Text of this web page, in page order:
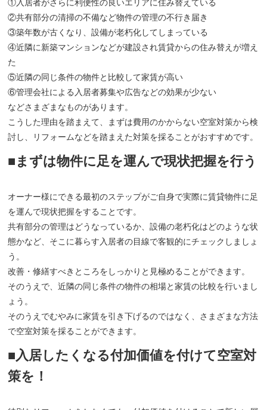
①入居者がさらに利便性の良いエリアに住み替えている
②共有部分の清掃の不備など物件の管理の不行き届き
③築年数が古くなり、設備が老朽化してしまっている
④近隣に新築マンションなどが建設され賃貸からの住み替えが増え
た
⑤近隣の同じ条件の物件と比較して家賃が高い
⑥管理会社による入居者募集や広告などの効果が少ない
などさまざまなものがあります。
こうした理由を踏まえて、まずは費用のかからない空室対策から検
討し、リフォームなどを踏まえた対策を採ることがおすすめです。
■まずは物件に足を運んで現状把握を行う
オーナー様にできる最初のステップがご自身で実際に賃貸物件に足
を運んで現状把握をすることです。
共有部分の管理はどうなっているか、設備の老朽化はどのような状
態かなど、そこに暮らす入居者の目線で客観的にチェックしましょ
う。
改善・修繕すべきところをしっかりと見極めることができます。
そのうえで、近隣の同じ条件の物件の相場と家賃の比較を行いまし
ょう。
そのうえでむやみに家賃を引き下げるのではなく、さまざまな方法
で空室対策を採ることができます。
■入居したくなる付加価値を付けて空室対
策を！